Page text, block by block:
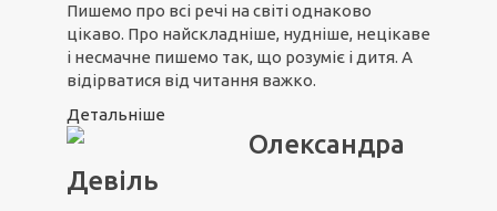
Пишемо про всі речі на світі однаково
цікаво. Про найскладніше, нудніше, нецікаве
і несмачне пишемо так, що розуміє і дитя. А
відірватися від читання важко.
Детальніше
Олександра
Девіль